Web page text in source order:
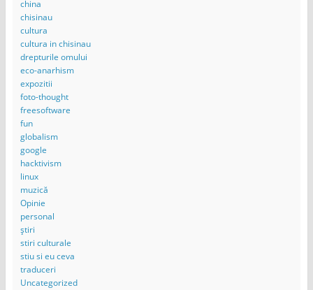
china
chisinau
cultura
cultura in chisinau
drepturile omului
eco-anarhism
expozitii
foto-thought
freesoftware
fun
globalism
google
hacktivism
linux
muzică
Opinie
personal
știri
stiri culturale
stiu si eu ceva
traduceri
Uncategorized